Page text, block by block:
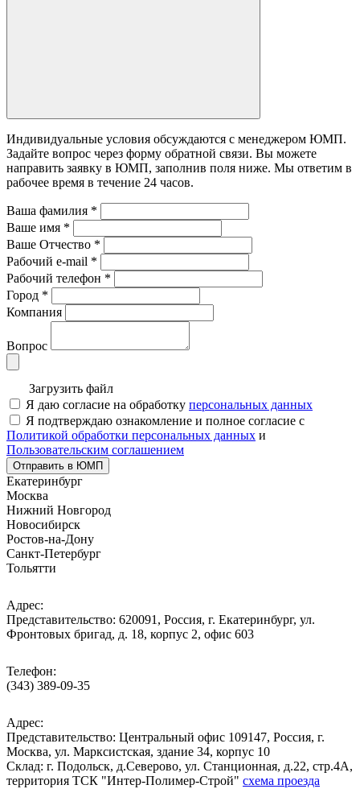
Индивидуальные условия обсуждаются с менеджером ЮМП.
Задайте вопрос через форму обратной связи. Вы можете
направить заявку в ЮМП, заполнив поля ниже. Mы ответим в
рабочее время в течение 24 часов.
Ваша фамилия *
Ваше имя *
Ваше Отчество *
Рабочий e-mail *
Рабочий телефон *
Город *
Компания
Вопрос
Загрузить файл
Я даю согласие на обработку персональных данных
Я подтверждаю ознакомление и полное согласие с
Политикой обработки персональных данных и
Пользовательским соглашением
Отправить в ЮМП
Екатеринбург
Москва
Нижний Новгород
Новосибирск
Ростов-на-Дону
Санкт-Петербург
Тольятти
Адрес:
Представительство: 620091, Россия, г. Екатеринбург, ул.
Фронтовых бригад, д. 18, корпус 2, офис 603
Телефон:
(343) 389-09-35
Адрес:
Представительство: Центральный офис 109147, Россия, г.
Москва, ул. Марксистская, здание 34, корпус 10
Cклад: г. Подольск, д.Северово, ул. Станционная, д.22, стр.4А,
территория ТСК "Интер-Полимер-Строй" схема проезда